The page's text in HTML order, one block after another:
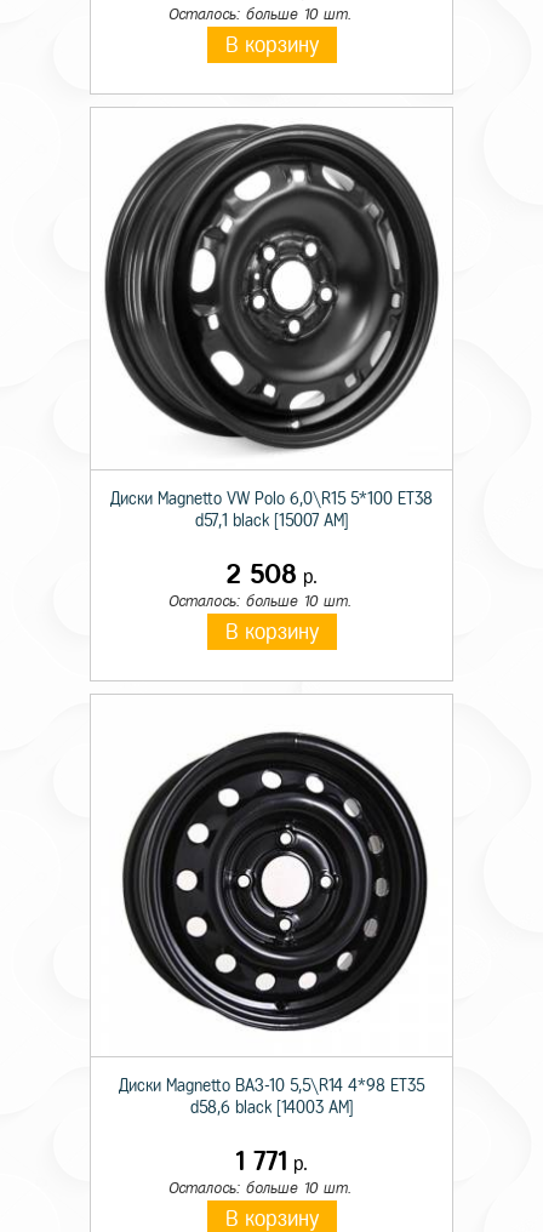
Осталось: больше 10 шт.
В корзину
Диски Magnetto VW Polo 6,0\R15 5*100 ET38
d57,1 black [15007 AM]
2 508 р.
Осталось: больше 10 шт.
В корзину
Диски Magnetto ВАЗ-10 5,5\R14 4*98 ET35
d58,6 black [14003 AM]
1 771 р.
Осталось: больше 10 шт.
В корзину